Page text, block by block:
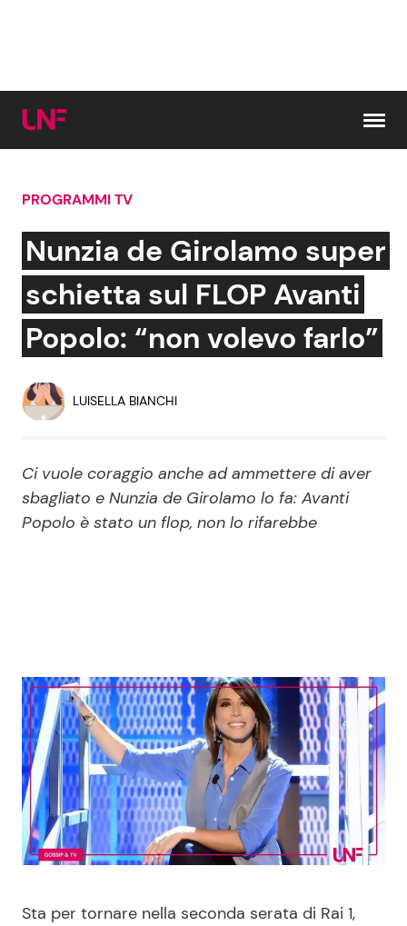
Cerca:
News e Cronaca
Attualità Italiana
Economia
Persone Scomparse
Politica
Gossip e TV
Bellezze VIP
Programmi TV
Reality e Talent
News Cinema
News Musica
News Spettacolo
News dal mondo
Benessere Cucina e Ricette
PROGRAMMI TV
Nunzia de Girolamo super
schietta sul FLOP Avanti
Popolo: “non volevo farlo”
LUISELLA BIANCHI
Ci vuole coraggio anche ad ammettere di aver
sbagliato e Nunzia de Girolamo lo fa: Avanti
Popolo è stato un flop, non lo rifarebbe
Sta per tornare nella seconda serata di Rai 1,